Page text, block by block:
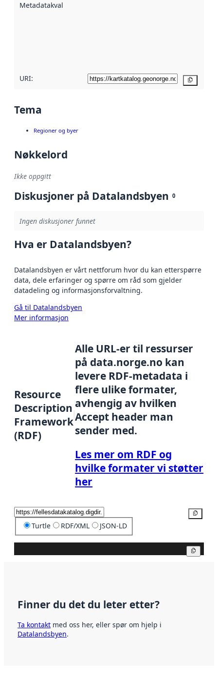
Metadatakvalitet
URI:
Tema
Regioner og byer
Nøkkelord
Ikke oppgitt
Diskusjoner på Datalandsbyen 0
Ingen diskusjoner funnet
Hva er Datalandsbyen?
Datalandsbyen er vårt nettforum hvor du kan etterspørre
data, dele erfaringer og spørre om råd som gjelder
datadeling og informasjonsforvaltning.
Gå til Datalandsbyen
Mer informasjon
Resource
Description
Framework
(RDF)
Alle URL-er til ressurser
på data.norge.no kan
levere RDF-metadata i
flere ulike formater,
avhengig av hvilken
Accept header man
sender med.
Les mer om RDF og
hvilke formater vi støtter
her
Turtle RDF/XML JSON-LD
Finner du det du leter etter?
Ta kontakt med oss her, eller spør om hjelp i
Datalandsbyen.